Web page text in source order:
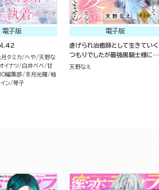
電子版
タミカ へや
天野な
オイナツ 白井べべ
甘
編集部 冬月光輝 柚
ン 琴子
電子版
虐げられ治癒師として生きていく
つもりでしたが最強黒騎士様に溺
愛されるなんて聞いてません！
天野なえ